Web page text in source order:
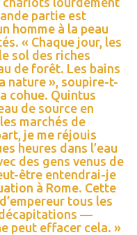
partie est
homme à la peau
« Chaque jour, les
sol des riches
de forêt. Les bains
nature », soupire-t-
cohue. Quintus
de source en
marchés de
je me réjouis
heures dans l’eau
des gens venus de
être entendrai-je
à Rome. Cette
tous les
—
peut effacer cela. »